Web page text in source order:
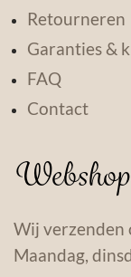
Retourneren
Garanties &
FAQ
Contact
Wij verzenden
Maandag,